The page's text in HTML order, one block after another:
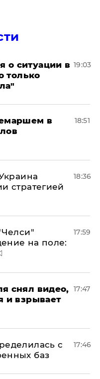
о ситуации в
только
19:03
в
18:51
стратегией
18:36
на поле:
17:59
снял видео,
и взрывает
17:47
с
баз
17:46